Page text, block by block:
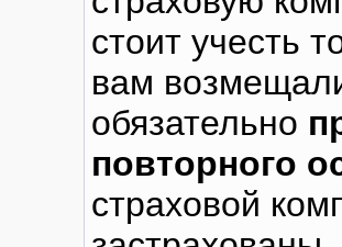
стоит учесть
вам
обязательно
повторного
страховой